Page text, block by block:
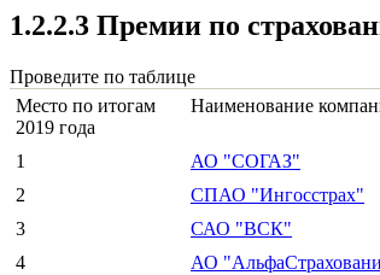
1.2.2.3 Премии по
Проведите по таблице
Место по итогам
2019 года
Наименование
1
АО "СОГАЗ"
2
СПАО "Ингосстрах"
3
САО "ВСК"
4
АО